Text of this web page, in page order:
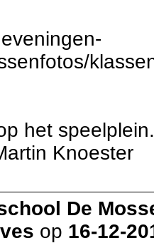
het
Knoester
De
op 16-12-